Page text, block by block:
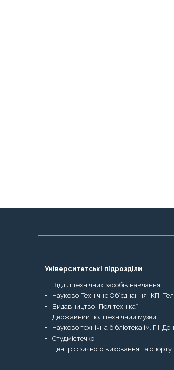
Університетські підрозділи
Відділ технічних засобів навчання
Науково-Технічне Об’єднання “КПІ-
Видавництво „Політехніка”
Державний політехнічний музей
Науково технічна бібліотека ім. Г.І.
Студмістечко
Центр фізичного виховання та спорту